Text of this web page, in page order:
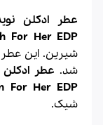
For Her EDP
شیرین. این عطر در سال
شد.
For Her EDP
شیک.